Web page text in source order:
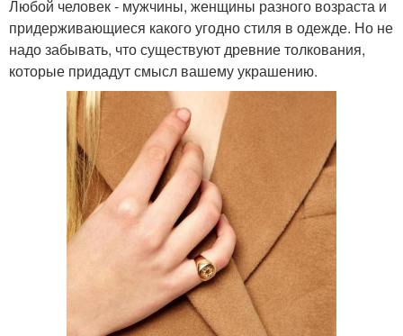
Любой человек - мужчины, женщины разного возраста и
придерживающиеся какого угодно стиля в одежде. Но не
надо забывать, что существуют древние толкования,
которые придадут смысл вашему украшению.